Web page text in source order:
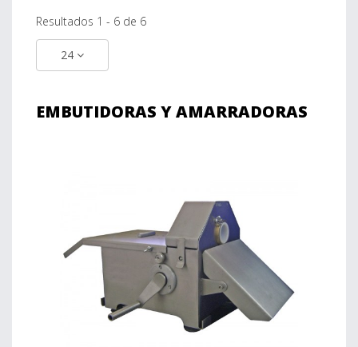
Resultados 1 - 6 de 6
24
EMBUTIDORAS Y AMARRADORAS